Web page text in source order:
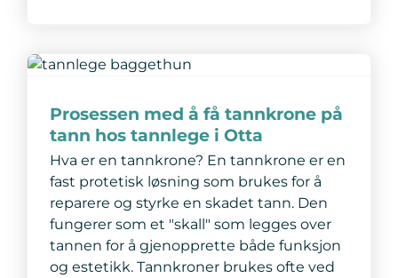
Prosessen med å få tannkrone på
tann hos tannlege i Otta
Hva er en tannkrone? En tannkrone er en
fast protetisk løsning som brukes for å
reparere og styrke en skadet tann. Den
fungerer som et "skall" som legges over
tannen for å gjenopprette både funksjon
og estetikk. Tannkroner brukes ofte ved